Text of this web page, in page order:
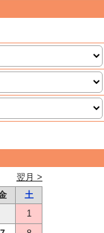
翌月 >
土
1